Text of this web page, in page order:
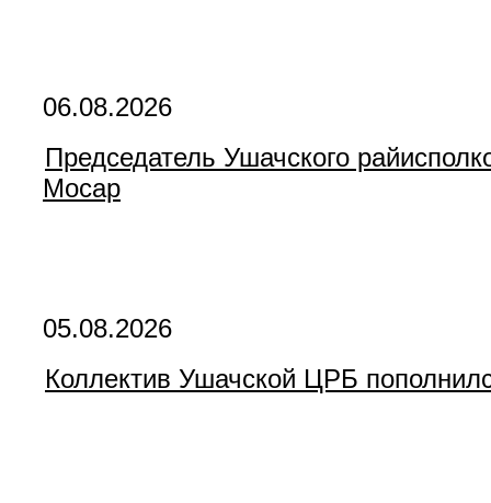
06.08.2026
Председатель Ушачского
Мосар
05.08.2026
Коллектив Ушачской ЦРБ